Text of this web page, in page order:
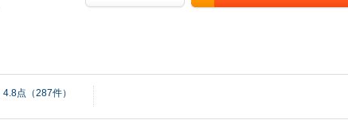
4.8点（287件）